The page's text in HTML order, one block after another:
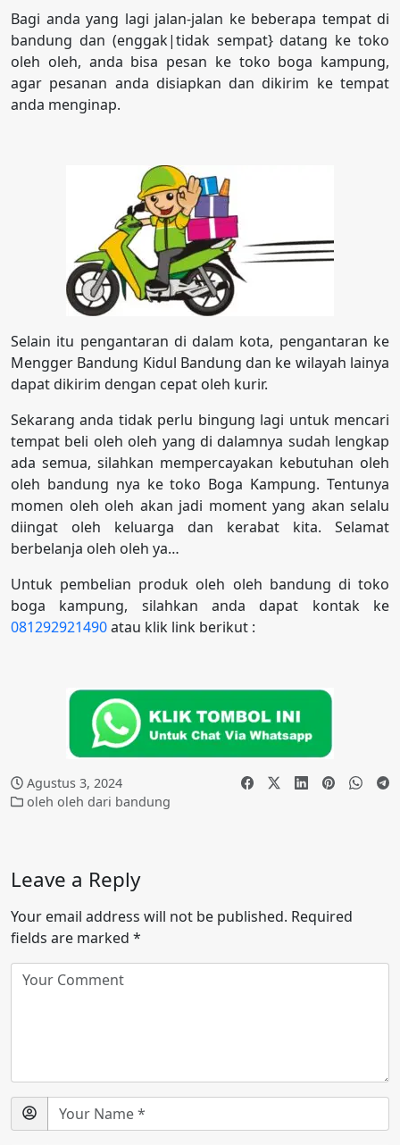
Bagi anda yang lagi jalan-jalan ke beberapa tempat di
bandung dan (enggak|tidak sempat} datang ke toko
oleh oleh, anda bisa pesan ke toko boga kampung,
agar pesanan anda disiapkan dan dikirim ke tempat
anda menginap.
Selain itu pengantaran di dalam kota, pengantaran ke
Mengger Bandung Kidul Bandung dan ke wilayah lainya
dapat dikirim dengan cepat oleh kurir.
Sekarang anda tidak perlu bingung lagi untuk mencari
tempat beli oleh oleh yang di dalamnya sudah lengkap
ada semua, silahkan mempercayakan kebutuhan oleh
oleh bandung nya ke toko Boga Kampung. Tentunya
momen oleh oleh akan jadi moment yang akan selalu
diingat oleh keluarga dan kerabat kita. Selamat
berbelanja oleh oleh ya…
Untuk pembelian produk oleh oleh bandung di toko
boga kampung, silahkan anda dapat kontak ke
081292921490atau klik link berikut :
Agustus 3, 2024
oleh oleh dari bandung
Leave a Reply
Your email address will not be published. Required
fields are marked *